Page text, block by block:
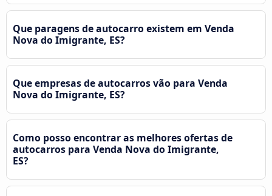
Que paragens de autocarro existem em Venda
Nova do Imigrante, ES?
Que empresas de autocarros vão para Venda
Nova do Imigrante, ES?
Como posso encontrar as melhores ofertas de
autocarros para Venda Nova do Imigrante,
ES?